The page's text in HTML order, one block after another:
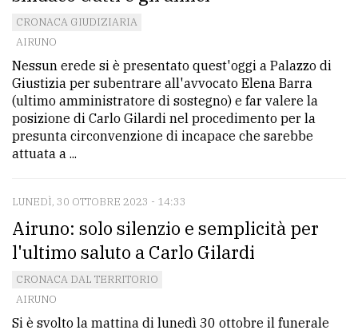
CRONACA GIUDIZIARIA
AIRUNO
Nessun erede si è presentato quest'oggi a Palazzo di
Giustizia per subentrare all'avvocato Elena Barra
(ultimo amministratore di sostegno) e far valere la
posizione di Carlo Gilardi nel procedimento per la
presunta circonvenzione di incapace che sarebbe
attuata a ...
LUNEDÌ, 30 OTTOBRE 2023 - 14:33
Airuno: solo silenzio e semplicità per
l'ultimo saluto a Carlo Gilardi
CRONACA DAL TERRITORIO
AIRUNO
Si è svolto la mattina di lunedì 30 ottobre il funerale